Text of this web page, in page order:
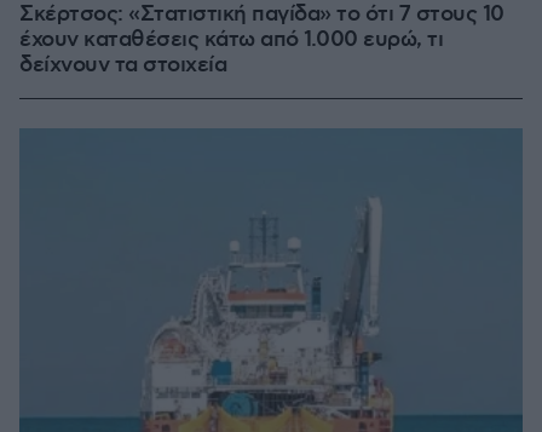
Σκέρτσος: «Στατιστική παγίδα» το ότι 7 στους 10
έχουν καταθέσεις κάτω από 1.000 ευρώ, τι
δείχνουν τα στοιχεία